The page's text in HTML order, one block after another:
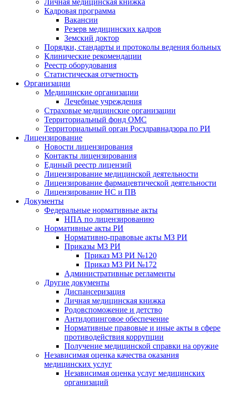
Кадровая программа
Вакансии
Резерв медицинских кадров
Земский доктор
Порядки, стандарты и протоколы ведения больных
Клинические рекомендации
Реестр оборудования
Статистическая отчетность
Организации
Медицинские организации
Лечебные учреждения
Страховые медицинские организации
Территориальный фонд ОМС
Территориальный орган Росздравнадзора по РИ
Лицензирование
Новости лицензирования
Контакты лицензирования
Единый реестр лицензий
Лицензирование медицинской деятельности
Лицензирование фармацевтической деятельности
Лицензирование НС и ПВ
Документы
Федеральные нормативные акты
НПА по лицензированию
Нормативные акты РИ
Нормативно-правовые акты МЗ РИ
Приказы МЗ РИ
Приказ МЗ РИ №120
Приказ МЗ РИ №172
Административные регламенты
Другие документы
Диспансеризация
Личная медицинская книжка
Родовспоможение и детство
Антидопинговое обеспечение
Нормативные правовые и иные акты в сфере
противодействия коррупции
Получение медицинской справки на оружие
Независимая оценка качества оказания
медицинских услуг
Независимая оценка услуг медицинскиx
организаций